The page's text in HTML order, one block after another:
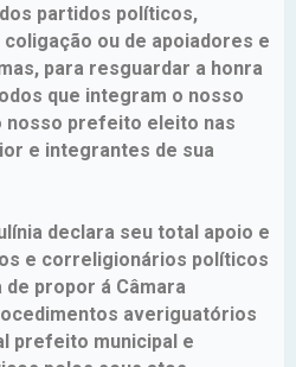
partidos políticos,
ou de apoiadores e
para resguardar a honra
que integram o nosso
nosso prefeito eleito nas
e integrantes de sua
declara seu total apoio e
e correligionários políticos
propor á Câmara
averiguatórios
prefeito municipal e